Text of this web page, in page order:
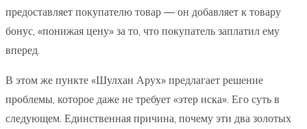
предоставляет покупателю товар — он добавляет к товару
бонус, «понижая цену» за то, что покупатель заплатил ему
вперед.
В этом же пункте «Шулхан Арух» предлагает решение
проблемы, которое даже не требует «этер иска». Его суть в
следующем. Единственная причина, почему эти два золотых